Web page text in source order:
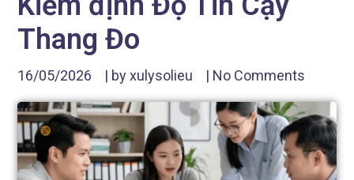
Thang Đo
16/05/2026 | byxulysolieu | No Comments